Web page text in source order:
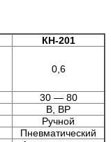
КН-201
0,6
30 — 80
В, ВР
Ручной
Пневматический